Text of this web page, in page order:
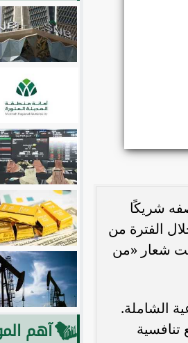
شريكًا
الفترة من
تحت شعار «من
الشاملة.
آهم